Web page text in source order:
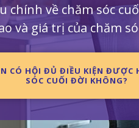
chính về chăm sóc
và giá trị của chăm
CÓ HỘI ĐỦ ĐIỀU KIỆN ĐƯỢC
SÓC CUỐI ĐỜI KHÔNG?